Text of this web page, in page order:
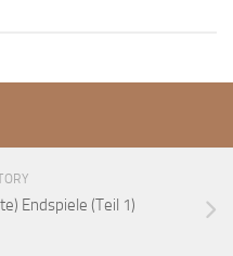
Endspiele (Teil 1)